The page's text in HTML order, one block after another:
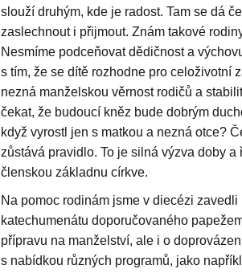
slouží druhým, kde je radost. Tam se dá
zaslechnout i přijmout. Znám takové
Nesmíme podceňovat dědičnost a
s tím, že se dítě rozhodne pro celoživotní
nezná manželskou věrnost rodičů a
čekat, že budoucí kněz bude dobrým
když vyrostl jen s matkou a nezná otce?
zůstává pravidlo. To je silná výzva doby a
členskou základnu církve.
Na pomoc rodinám jsme v diecézi
katechumenátu doporučovaného
přípravu na manželství, ale i o
s nabídkou různých programů, jako